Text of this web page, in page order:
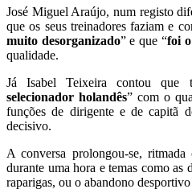
José Miguel Araújo, num registo
que os seus treinadores faziam e
muito desorganizado” e que “foi
qualidade.
Já Isabel Teixeira contou que
selecionador holandês” com o
funções de dirigente e de capitã
decisivo.
A conversa prolongou-se, ritmada
durante uma hora e temas como as
raparigas, ou o abandono